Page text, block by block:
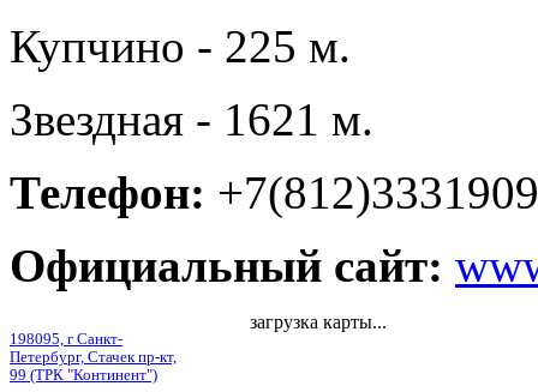
Купчино - 225 м.
Звездная - 1621 м.
Телефон: +7(812)3331909
Официальный сайт:
198095, г Санкт-
Петербург, Стачек пр-кт,
99 (ТРК "Континент")
загрузка карты...